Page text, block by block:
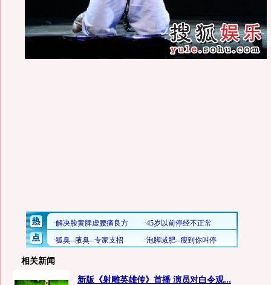
相关新闻
新版《射雕英雄传》首播 演员对白令观...